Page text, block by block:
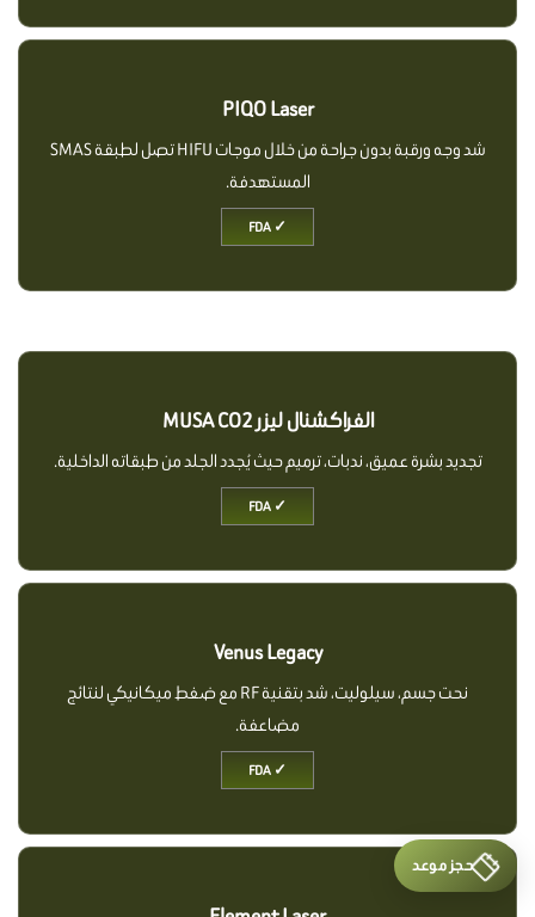
PIQO Laser
شد وجه ورقبة بدون جراحة من خلال موجات HIFU تصل لطبقة SMAS
المستهدفة.
✓ FDA
الفراكشنال ليزر MUSA CO2
تجديد بشرة عميق، ندبات، ترميم حيث يُجدد الجلد من طبقاته الداخلية.
✓ FDA
Venus Legacy
نحت جسم، سيلوليت، شد بتقنية RF مع ضغط ميكانيكي لنتائج
مضاعفة.
✓ FDA
حجز موعد